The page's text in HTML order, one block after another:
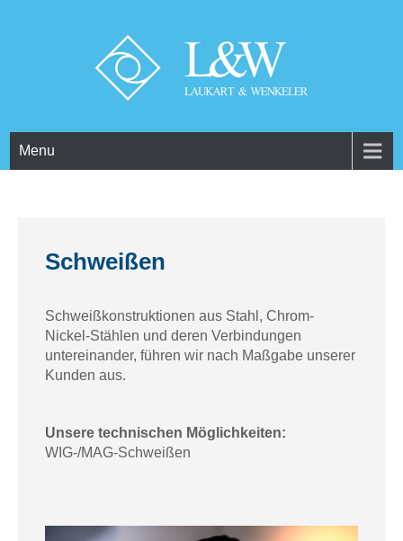
LAUKART UND
WENKELER
Menu
Schweißen
Schweißkonstruktionen aus Stahl, Chrom-
Nickel-Stählen und deren Verbindungen
untereinander, führen wir nach Maßgabe unserer
Kunden aus.
Unsere technischen Möglichkeiten:
WIG-/MAG-Schweißen